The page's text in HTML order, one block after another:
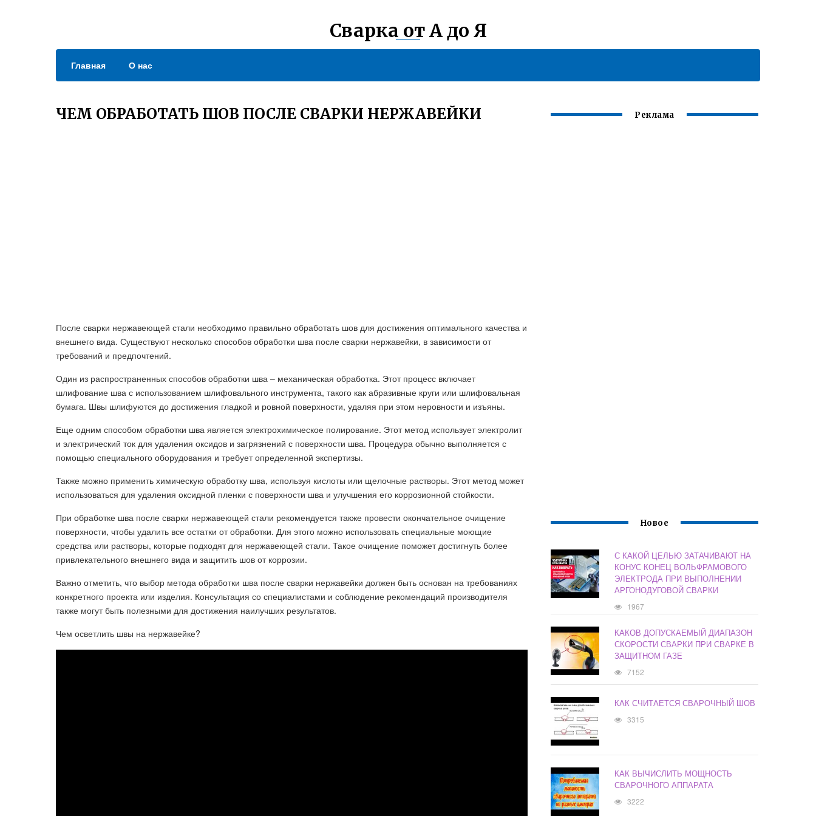
Сварка от А до Я
Главная О нас
ЧЕМ ОБРАБОТАТЬ ШОВ ПОСЛЕ СВАРКИ НЕРЖАВЕЙКИ
После сварки нержавеющей стали необходимо правильно обработать шов для достижения оптимального качества и
внешнего вида. Существуют несколько способов обработки шва после сварки нержавейки, в зависимости от
требований и предпочтений.
Один из распространенных способов обработки шва – механическая обработка. Этот процесс включает
шлифование шва с использованием шлифовального инструмента, такого как абразивные круги или шлифовальная
бумага. Швы шлифуются до достижения гладкой и ровной поверхности, удаляя при этом неровности и изъяны.
Еще одним способом обработки шва является электрохимическое полирование. Этот метод использует электролит
и электрический ток для удаления оксидов и загрязнений с поверхности шва. Процедура обычно выполняется с
помощью специального оборудования и требует определенной экспертизы.
Также можно применить химическую обработку шва, используя кислоты или щелочные растворы. Этот метод может
использоваться для удаления оксидной пленки с поверхности шва и улучшения его коррозионной стойкости.
При обработке шва после сварки нержавеющей стали рекомендуется также провести окончательное очищение
поверхности, чтобы удалить все остатки от обработки. Для этого можно использовать специальные моющие
средства или растворы, которые подходят для нержавеющей стали. Такое очищение поможет достигнуть более
привлекательного внешнего вида и защитить шов от коррозии.
Важно отметить, что выбор метода обработки шва после сварки нержавейки должен быть основан на требованиях
конкретного проекта или изделия. Консультация со специалистами и соблюдение рекомендаций производителя
также могут быть полезными для достижения наилучших результатов.
Чем осветлить швы на нержавейке?
Реклама
Новое
С КАКОЙ ЦЕЛЬЮ ЗАТАЧИВАЮТ НА
КОНУС КОНЕЦ ВОЛЬФРАМОВОГО
ЭЛЕКТРОДА ПРИ ВЫПОЛНЕНИИ
АРГОНОДУГОВОЙ СВАРКИ
1967
КАКОВ ДОПУСКАЕМЫЙ ДИАПАЗОН
СКОРОСТИ СВАРКИ ПРИ СВАРКЕ В
ЗАЩИТНОМ ГАЗЕ
7152
КАК СЧИТАЕТСЯ СВАРОЧНЫЙ ШОВ
3315
КАК ВЫЧИСЛИТЬ МОЩНОСТЬ
СВАРОЧНОГО АППАРАТА
3222